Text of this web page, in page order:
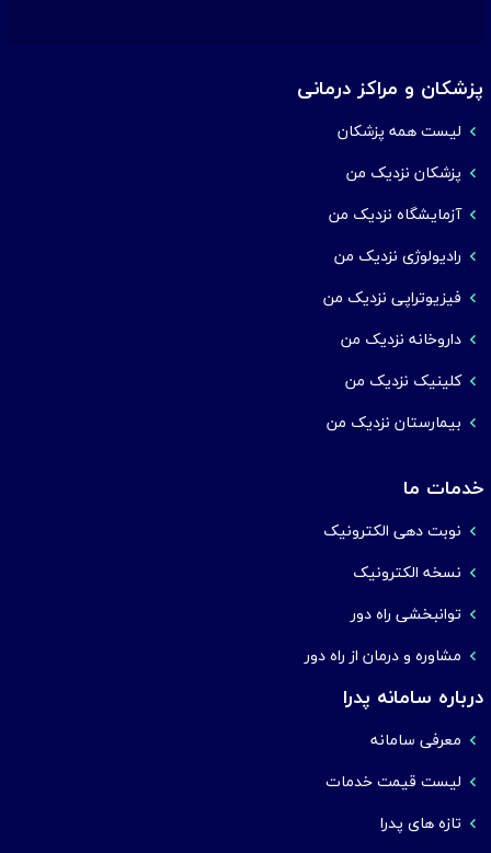
پزشکان و مراکز درمانی
لیست همه پزشکان
پزشکان نزدیک من
آزمایشگاه نزدیک من
رادیولوژی نزدیک من
فیزیوتراپی نزدیک من
داروخانه نزدیک من
کلینیک نزدیک من
بیمارستان نزدیک من
خدمات ما
نوبت دهی الکترونیک
نسخه الکترونیک
توانبخشی راه دور
مشاوره و درمان از راه دور
درباره سامانه پدرا
معرفی سامانه
لیست قیمت خدمات
تازه های پدرا